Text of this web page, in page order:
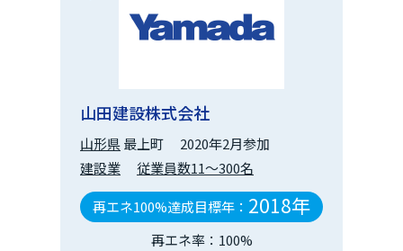
山田建設株式会社
山形県最上町
2020年2月参加
建設業
従業員数11～300名
再エネ100%達成目標年： 2018年
再エネ率：100%